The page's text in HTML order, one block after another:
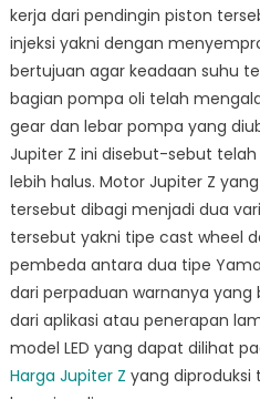
kerja dari pendingin piston
injeksi yakni dengan
bertujuan agar keadaan suhu
bagian pompa oli telah
gear dan lebar pompa yang
Jupiter Z ini disebut-sebut
lebih halus. Motor Jupiter Z
tersebut dibagi menjadi dua
tersebut yakni tipe cast wheel
pembeda antara dua tipe
dari perpaduan warnanya
dari aplikasi atau penerapan
model LED yang dapat dilihat
Harga Jupiter Z yang diproduksi